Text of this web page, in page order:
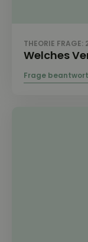
THEORIE FRAGE:
Welches